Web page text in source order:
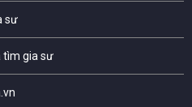
sư
tìm gia sư